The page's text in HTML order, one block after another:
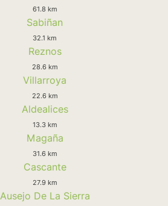
61.8 km
Sabiñan
32.1 km
Reznos
28.6 km
Villarroya
22.6 km
Aldealices
13.3 km
Magaña
31.6 km
Cascante
27.9 km
Ausejo De La Sierra